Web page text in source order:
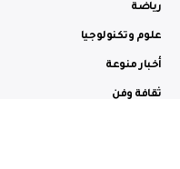
رياضة
علوم وتكنولوجيا
أخبار منوعة
ثقافة وفن